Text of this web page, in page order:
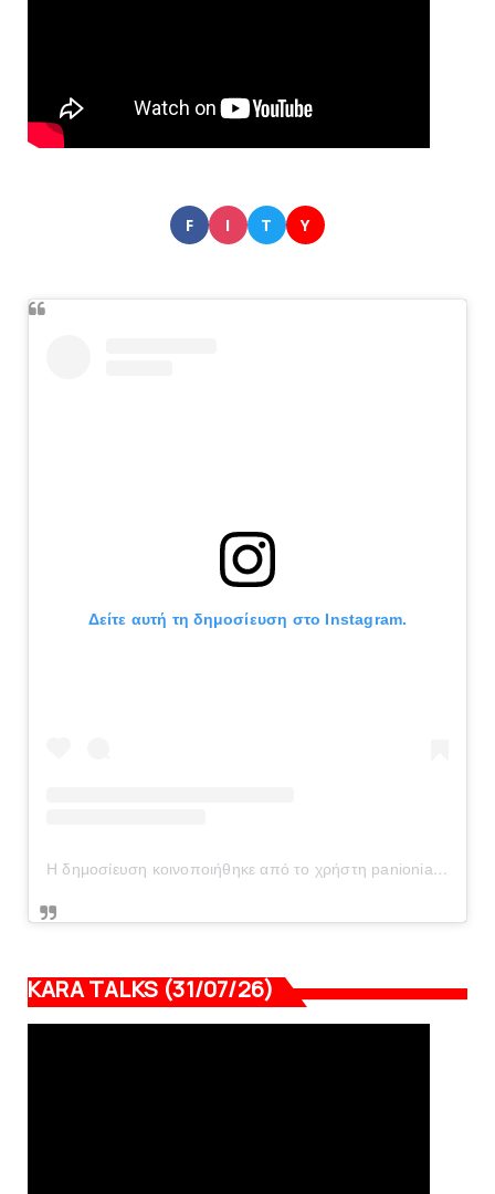
F I T Y
Δείτε αυτή τη δημοσίευση στο Instagram.
Η δημοσίευση κοινοποιήθηκε από το χρήστη panionianea.gr (@panionianea.gr)
KARA TALKS (31/07/26)